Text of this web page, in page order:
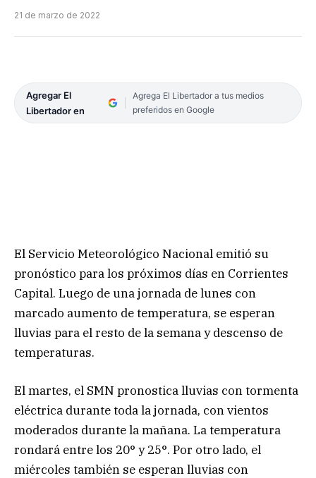
21 de marzo de 2022
Agregar El
Libertador en
Agrega El Libertador a tus medios
preferidos en Google
El Servicio Meteorológico Nacional emitió su
pronóstico para los próximos días en Corrientes
Capital. Luego de una jornada de lunes con
marcado aumento de temperatura, se esperan
lluvias para el resto de la semana y descenso de
temperaturas.
El martes, el SMN pronostica lluvias con tormenta
eléctrica durante toda la jornada, con vientos
moderados durante la mañana. La temperatura
rondará entre los 20° y 25°. Por otro lado, el
miércoles también se esperan lluvias con